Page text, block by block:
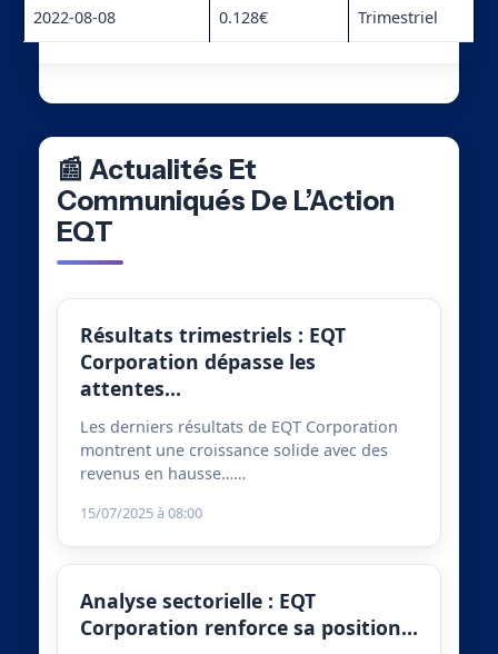
2022-08-08 0.128€ Trimestriel
📰 Actualités Et
Communiqués De L’Action
EQT
Résultats trimestriels : EQT
Corporation dépasse les
attentes…
Les derniers résultats de EQT Corporation
montrent une croissance solide avec des
revenus en hausse……
15/07/2025 à 08:00
Analyse sectorielle : EQT
Corporation renforce sa position…